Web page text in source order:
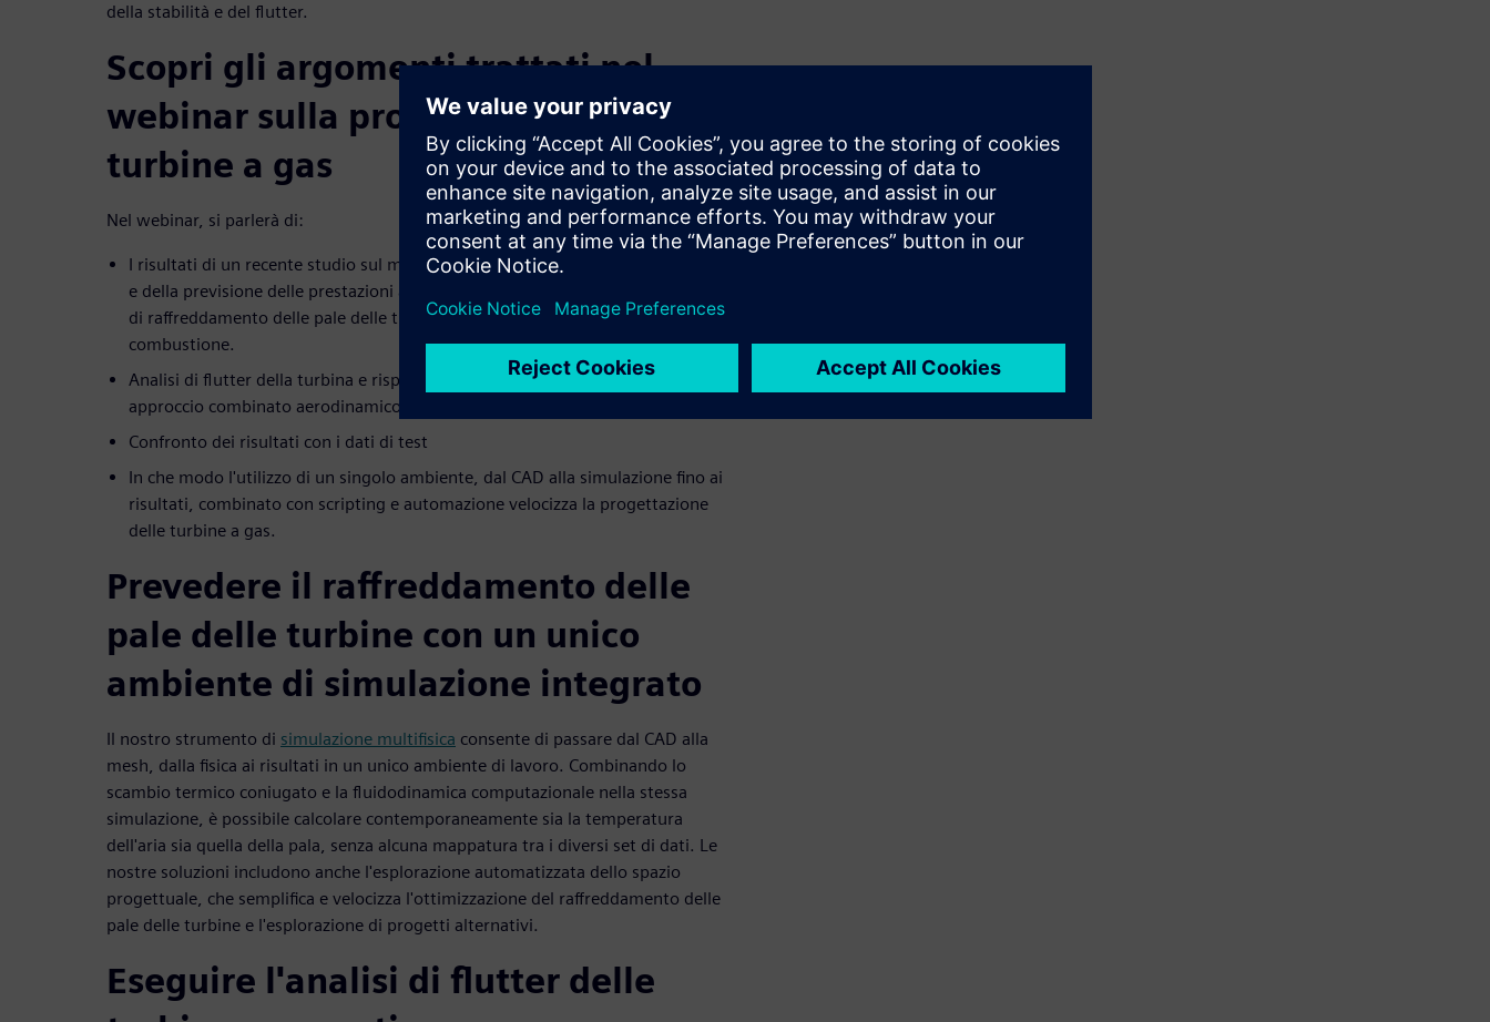
della stabilità e del flutter.
Scopri gli argomenti trattati nel
webinar sulla progettazione delle
turbine a gas
Nel webinar, si parlerà di:
I risultati di un recente studio sul miglioramento della trasmissione di calore
e della previsione delle prestazioni aerodinamiche, combinando simulazioni
di raffreddamento delle pale delle turbine con dati di simulazione della
combustione.
Analisi di flutter della turbina e risposta dinamica forzata, tramite un
approccio combinato aerodinamico e aeromeccanico con equilibrio armonico.
Confronto dei risultati con i dati di test
In che modo l'utilizzo di un singolo ambiente, dal CAD alla simulazione fino ai
risultati, combinato con scripting e automazione velocizza la progettazione
delle turbine a gas.
Prevedere il raffreddamento delle
pale delle turbine con un unico
ambiente di simulazione integrato
Il nostro strumento di simulazione multifisica consente di passare dal CAD alla
mesh, dalla fisica ai risultati in un unico ambiente di lavoro. Combinando lo
scambio termico coniugato e la fluidodinamica computazionale nella stessa
simulazione, è possibile calcolare contemporaneamente sia la temperatura
dell'aria sia quella della pala, senza alcuna mappatura tra i diversi set di dati. Le
nostre soluzioni includono anche l'esplorazione automatizzata dello spazio
progettuale, che semplifica e velocizza l'ottimizzazione del raffreddamento delle
pale delle turbine e l'esplorazione di progetti alternativi.
Eseguire l'analisi di flutter delle